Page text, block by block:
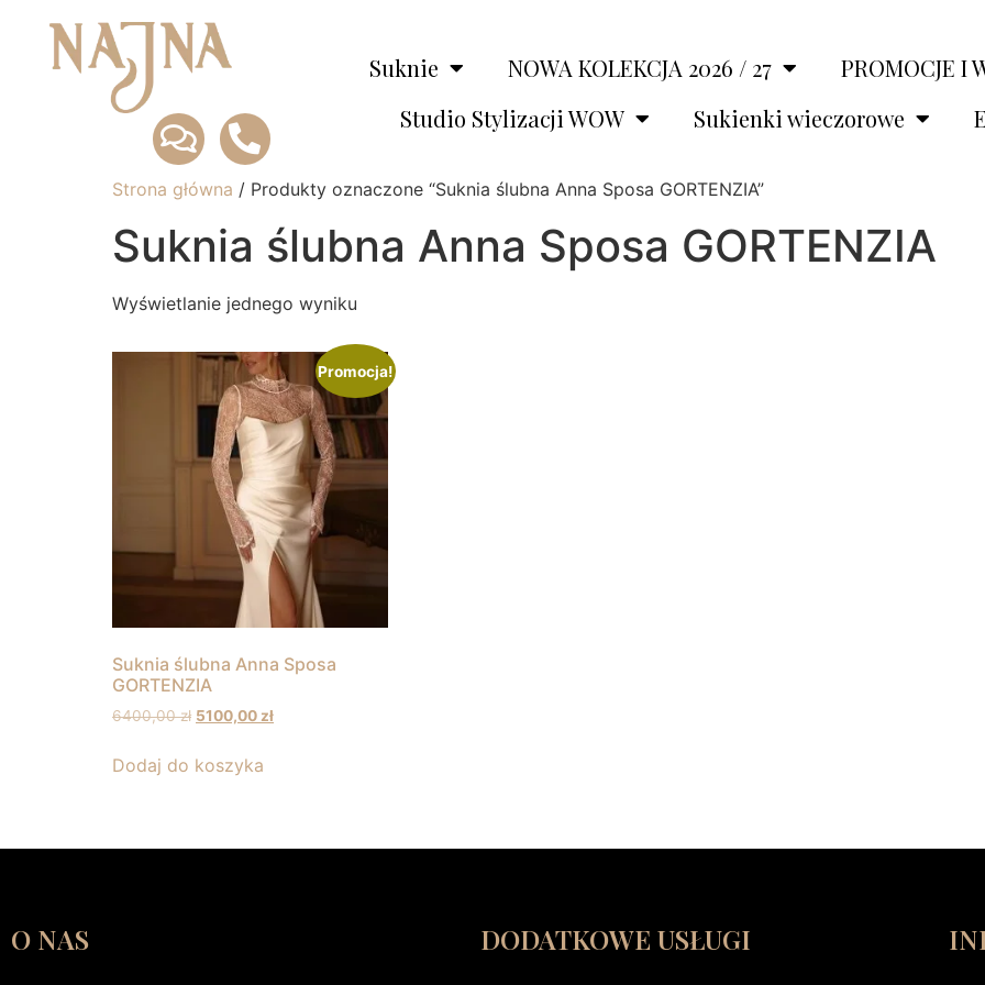
Suknie NOWA KOLEKCJA 2026 / 27
PROMOCJE I
Studio Stylizacji WOW
Sukienki wieczorowe
Strona główna / Produkty oznaczone “Suknia ślubna Anna Sposa GORTENZIA”
Suknia ślubna Anna Sposa GORTENZIA
Wyświetlanie jednego wyniku
Promocja!
Suknia ślubna Anna Sposa
GORTENZIA
6400,00zł 5100,00 zł
Dodaj do koszyka
O NAS DODATKOWE USŁUGI